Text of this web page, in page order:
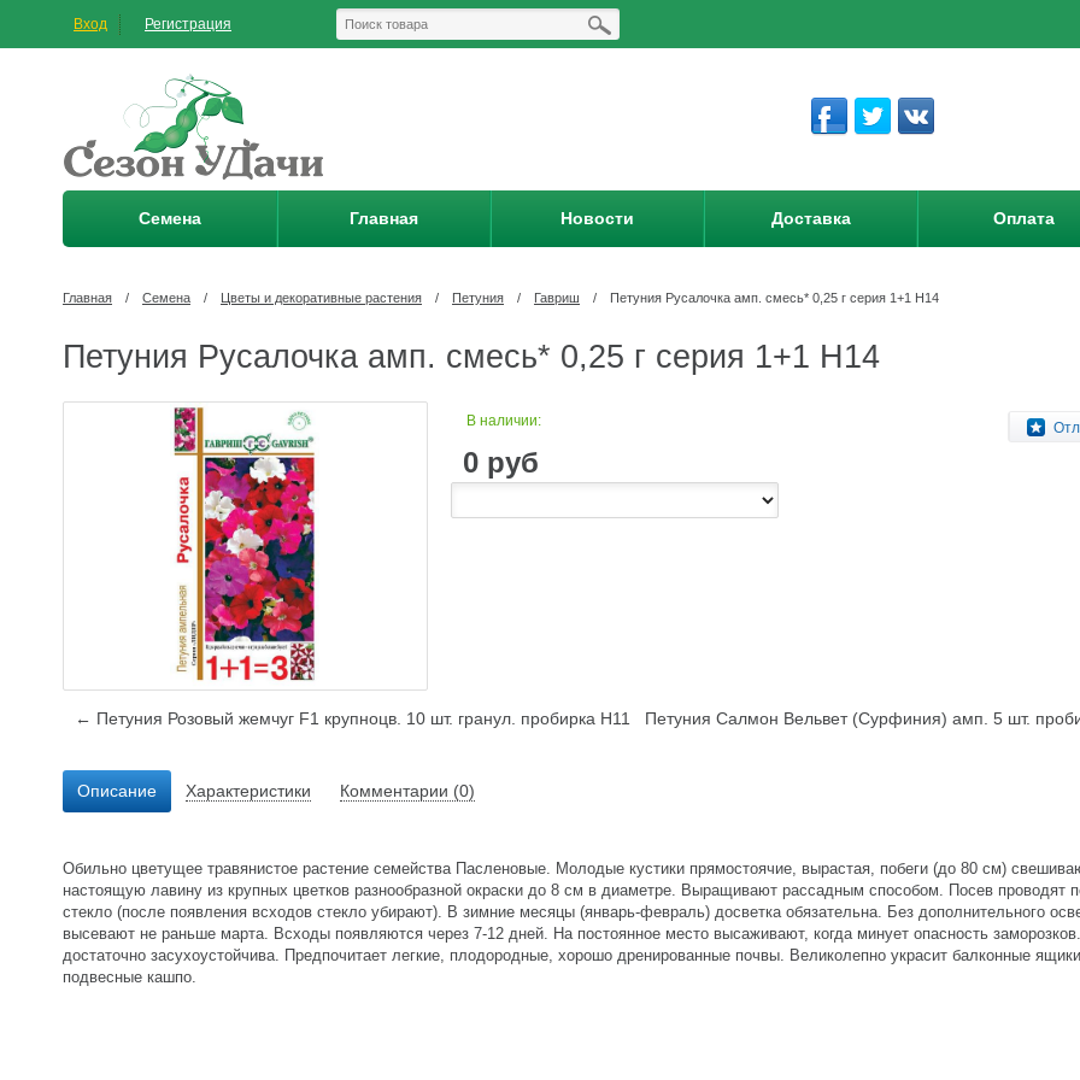
Вход Регистрация
Семена Главная Новости Доставка Оплата
Главная / Семена / Цветы и декоративные растения / Петуния / Гавриш / Петуния Русалочка амп. смесь* 0,25 г серия 1+1 Н14
Петуния Русалочка амп. смесь* 0,25 г серия 1+1 Н14
В наличии:
0 руб
← Петуния Розовый жемчуг F1 крупноцв. 10 шт. гранул. пробирка Н11 Петуния Салмон Вельвет (Сурфиния) амп. 5 шт.
Описание Характеристики Комментарии (0)
Обильно цветущее травянистое растение семейства Пасленовые. Молодые кустики прямостоячие, вырастая, побеги (до 80 см)
настоящую лавину из крупных цветков разнообразной окраски до 8 см в диаметре. Выращивают рассадным способом. Посев проводят
стекло (после появления всходов стекло убирают). В зимние месяцы (январь-февраль) досветка обязательна. Без дополнительного
высевают не раньше марта. Всходы появляются через 7-12 дней. На постоянное место высаживают, когда минует опасность
достаточно засухоустойчива. Предпочитает легкие, плодородные, хорошо дренированные почвы. Великолепно украсит балконные
подвесные кашпо.